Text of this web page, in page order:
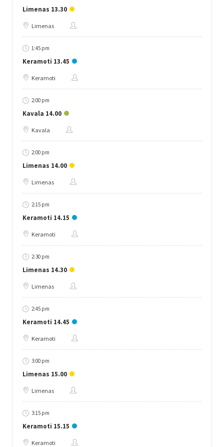
Limenas 13.30
Limenas
1:45 pm
Keramoti 13.45
Keramoti
2:00 pm
Kavala 14.00
Kavala
2:00 pm
Limenas 14.00
Limenas
2:15 pm
Keramoti 14.15
Keramoti
2:30 pm
Limenas 14.30
Limenas
2:45 pm
Keramoti 14.45
Keramoti
3:00 pm
Limenas 15.00
Limenas
3:15 pm
Keramoti 15.15
Keramoti